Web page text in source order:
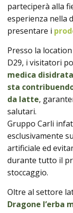
parteciperà alla
esperienza nella
presentare i
Presso la
D29, i visitatori
medica
sta
da latte,
salutari.
Gruppo Carli
esclusivamente
artificiale ed
durante tutto il
stoccaggio.
Oltre al settore
Dragone l’erba